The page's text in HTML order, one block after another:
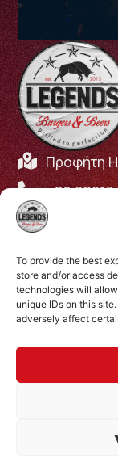
To provide the best
store and/or access
technologies will
unique IDs on this
adversely affect
Προφήτη
+30 28210
Δευτέρα με
Σάββατο
Κυριακή
©2024